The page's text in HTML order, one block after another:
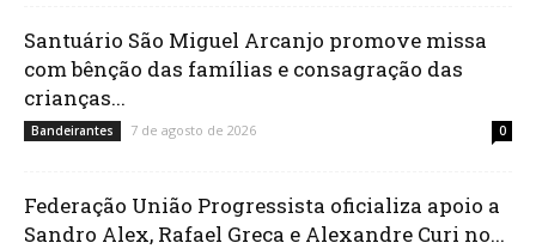
Santuário São Miguel Arcanjo promove missa
com bênção das famílias e consagração das
crianças...
Bandeirantes 7 de agosto de 2026 0
Federação União Progressista oficializa apoio a
Sandro Alex, Rafael Greca e Alexandre Curi no...